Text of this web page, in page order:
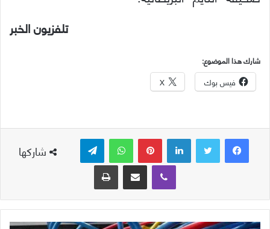
تلفزيون الخبر
شارك هذا الموضوع:
فيس بوك X
شاركها
لينكدإن بينتيريست واتساب
ڤايبر
مشاركة عبر البريد طباعة